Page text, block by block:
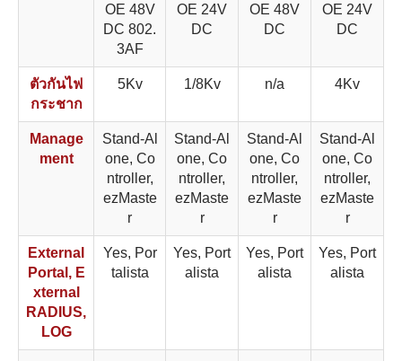
OE 48V
DC 802.
3AF
OE 24V
DC
OE 48V
DC
OE 24V
DC
ตัวกันไฟ
กระชาก
5Kv 1/8Kv n/a 4Kv
Manage
ment
Stand-Al
one, Co
ntroller,
ezMaste
r
Stand-Al
one, Co
ntroller,
ezMaste
r
Stand-Al
one, Co
ntroller,
ezMaste
r
Stand-Al
one, Co
ntroller,
ezMaste
r
External
Portal, E
xternal
RADIUS,
LOG
Yes, Por
talista
Yes, Port
alista
Yes, Port
alista
Yes, Port
alista